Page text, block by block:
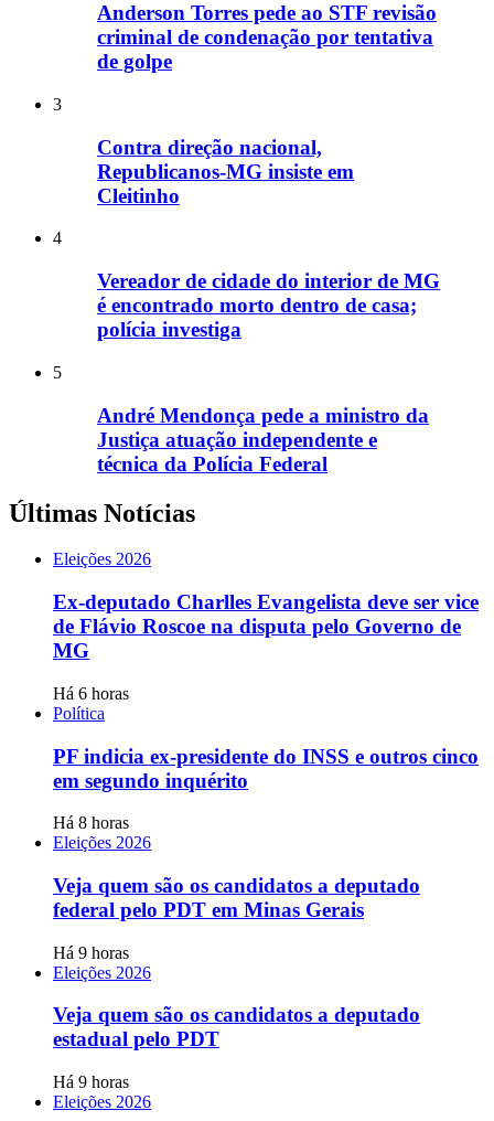
Anderson Torres pede ao STF revisão
criminal de condenação por tentativa
de golpe
3
Contra direção nacional,
Republicanos-MG insiste em
Cleitinho
4
Vereador de cidade do interior de MG
é encontrado morto dentro de casa;
polícia investiga
5
André Mendonça pede a ministro da
Justiça atuação independente e
técnica da Polícia Federal
Últimas Notícias
Eleições 2026
Ex-deputado Charlles Evangelista deve ser vice
de Flávio Roscoe na disputa pelo Governo de
MG
Há 6 horas
Política
PF indicia ex-presidente do INSS e outros cinco
em segundo inquérito
Há 8 horas
Eleições 2026
Veja quem são os candidatos a deputado
federal pelo PDT em Minas Gerais
Há 9 horas
Eleições 2026
Veja quem são os candidatos a deputado
estadual pelo PDT
Há 9 horas
Eleições 2026